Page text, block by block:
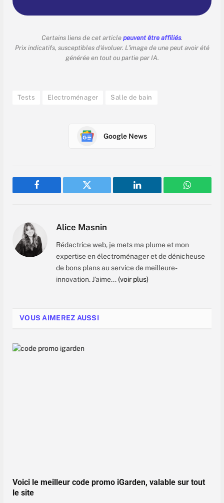
Certains liens de cet article peuvent être affiliés.
Prix indicatifs, susceptibles d'évoluer. L'image de une peut avoir été
générée en tout ou partie par IA.
Tests Electroménager Salle de bain
Google News
Facebook Twitter LinkedIn
Alice Masnin
Rédactrice web, je mets ma plume et mon
expertise en électroménager et de dénicheuse
de bons plans au service de meilleure-
innovation. J’aime... (voir plus)
VOUS AIMEREZ AUSSI
Voici le meilleur code promo iGarden, valable sur tout
le site